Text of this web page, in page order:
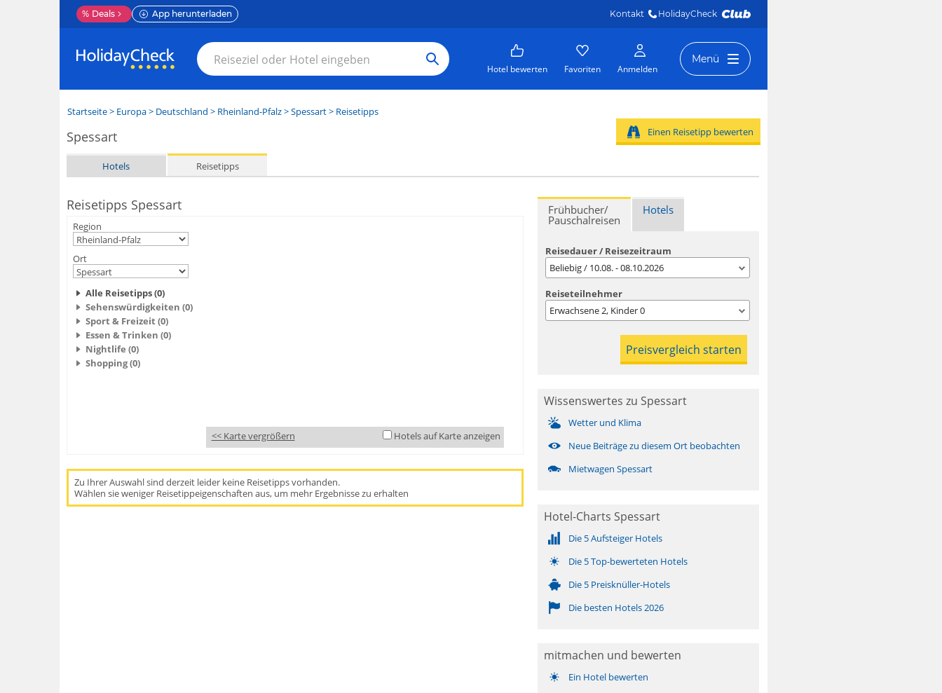
% Deals App herunterladen Kontakt HolidayCheck
Hotel bewerten Favoriten Anmelden
Menü
Startseite> Europa> Deutschland > Rheinland-Pfalz>Spessart> Reisetipps
Spessart
Hotels Reisetipps
Einen Reisetipp bewerten
Reisetipps Spessart
Region
Ort
Alle Reisetipps (0)
Sehenswürdigkeiten (0)
Sport & Freizeit (0)
Essen & Trinken (0)
Nightlife (0)
Shopping (0)
<< Karte vergrößern Hotels auf Karte anzeigen
Zu Ihrer Auswahl sind derzeit leider keine Reisetipps vorhanden.
Wählen sie weniger Reisetippeigenschaften aus, um mehr Ergebnisse zu erhalten
Frühbucher/
Pauschalreisen
Hotels
Reisedauer / Reisezeitraum
Beliebig / 10.08. - 08.10.2026
Reiseteilnehmer
Erwachsene2, Kinder0
Wissenswertes zu Spessart
Wetter und Klima
Neue Beiträge zu diesem Ort beobachten
Mietwagen Spessart
Hotel-Charts Spessart
Die 5 Aufsteiger Hotels
Die 5 Top-bewerteten Hotels
Die 5 Preisknüller-Hotels
Die besten Hotels 2026
mitmachen und bewerten
Ein Hotel bewerten